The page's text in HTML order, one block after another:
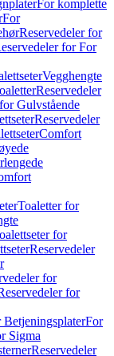
For komplette
For
Reservedeler for
for For
Vegghengte
Reservedeler
Gulvstående
Reservedeler
Comfort
Toaletter for
for
Reservedeler
for
for
BetjeningsplaterFor
Sigma
Reservedeler